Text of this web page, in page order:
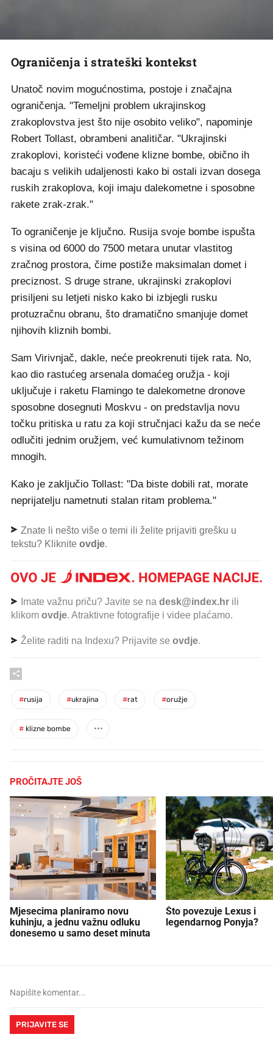
Ograničenja i strateški kontekst
Unatoč novim mogućnostima, postoje i značajna
ograničenja. "Temeljni problem ukrajinskog
zrakoplovstva jest što nije osobito veliko", napominje
Robert Tollast, obrambeni analitičar. "Ukrajinski
zrakoplovi, koristeći vođene klizne bombe, obično ih
bacaju s velikih udaljenosti kako bi ostali izvan dosega
ruskih zrakoplova, koji imaju dalekometne i sposobne
rakete zrak-zrak."
To ograničenje je ključno. Rusija svoje bombe ispušta
s visina od 6000 do 7500 metara unutar vlastitog
zračnog prostora, čime postiže maksimalan domet i
preciznost. S druge strane, ukrajinski zrakoplovi
prisiljeni su letjeti nisko kako bi izbjegli rusku
protuzračnu obranu, što dramatično smanjuje domet
njihovih kliznih bombi.
Sam Virivnjač, dakle, neće preokrenuti tijek rata. No,
kao dio rastućeg arsenala domaćeg oružja - koji
uključuje i raketu Flamingo te dalekometne dronove
sposobne dosegnuti Moskvu - on predstavlja novu
točku pritiska u ratu za koji stručnjaci kažu da se neće
odlučiti jednim oružjem, već kumulativnom težinom
mnogih.
Kako je zaključio Tollast: "Da biste dobili rat, morate
neprijatelju nametnuti stalan ritam problema."
Znate li nešto više o temi ili želite prijaviti grešku u
tekstu? Kliknite ovdje.
Imate važnu priču? Javite se na desk@index.hr ili
klikom ovdje. Atraktivne fotografije i videe plaćamo.
Želite raditi na Indexu? Prijavite se ovdje.
#rusija #ukrajina #rat #oružje
# klizne bombe
PROČITAJTE JOŠ
Mjesecima planiramo novu
kuhinju, a jednu važnu odluku
donesemo u samo deset minuta
Što povezuje Lexus i
legendarnog Ponyja?
PRIJAVITE SE